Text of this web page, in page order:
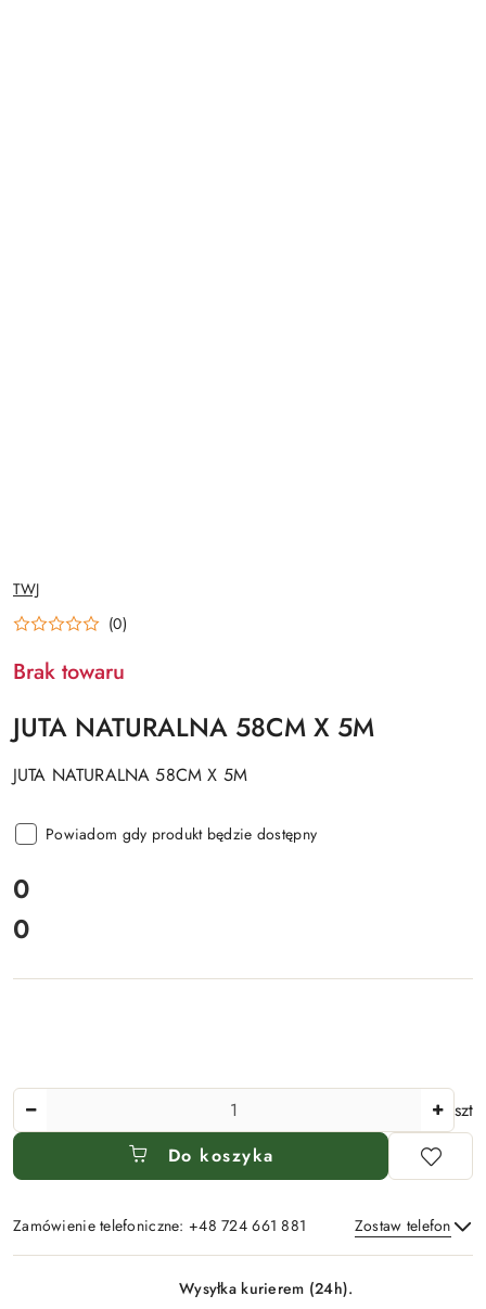
NAZWA
PRODUCENTA:
TWJ
(0)
Brak towaru
JUTA NATURALNA 58CM X 5M
JUTA NATURALNA 58CM X 5M
Powiadom gdy produkt będzie dostępny
cena:
0
Cena:
0
szt
Do koszyka
Zamówienie telefoniczne: +48 724 661 881 Zostaw telefon
Wysyłka kurierem (24h).